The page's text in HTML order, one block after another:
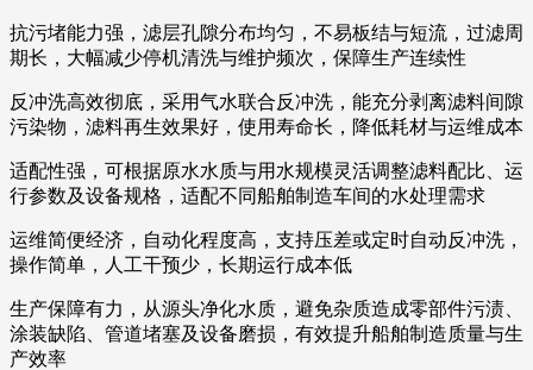
抗污堵能力强，滤层孔隙分布均匀，不易板结与短流，过滤周
期长，大幅减少停机清洗与维护频次，保障生产连续性
反冲洗高效彻底，采用气水联合反冲洗，能充分剥离滤料间隙
污染物，滤料再生效果好，使用寿命长，降低耗材与运维成本
适配性强，可根据原水水质与用水规模灵活调整滤料配比、运
行参数及设备规格，适配不同船舶制造车间的水处理需求
运维简便经济，自动化程度高，支持压差或定时自动反冲洗，
操作简单，人工干预少，长期运行成本低
生产保障有力，从源头净化水质，避免杂质造成零部件污渍、
涂装缺陷、管道堵塞及设备磨损，有效提升船舶制造质量与生
产效率